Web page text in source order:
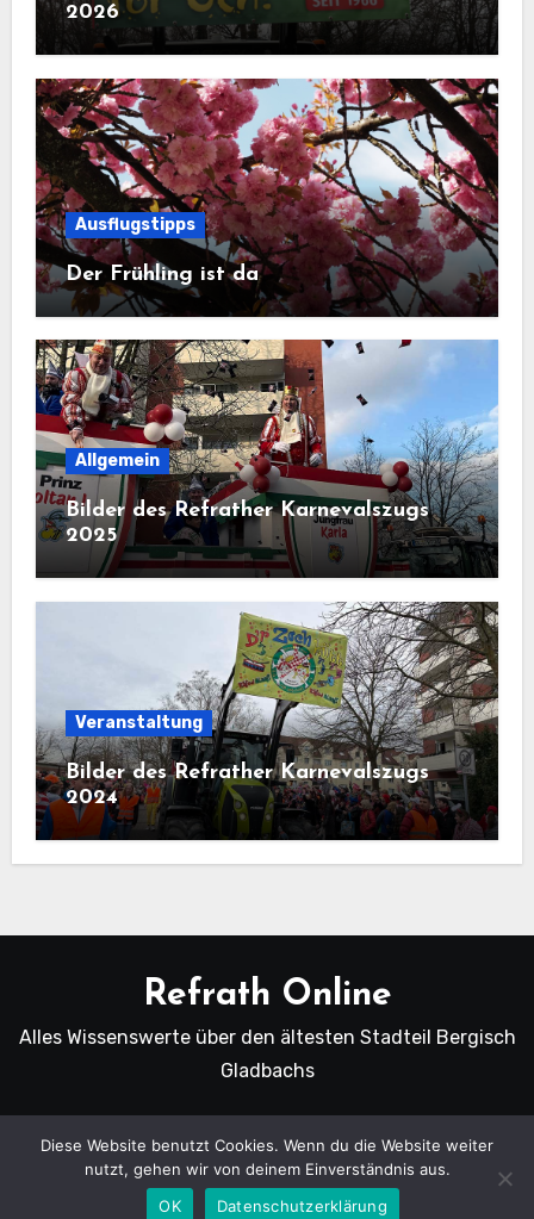
2026
Ausflugstipps
Der Frühling ist da
Allgemein
Bilder des Refrather Karnevalszugs
2025
Veranstaltung
Bilder des Refrather Karnevalszugs
2024
Refrath Online
Alles Wissenswerte über den ältesten Stadteil Bergisch
Gladbachs
Copyright Refrath Online © Alle Rechte vorbehalten.
|
BlogusvonThemeansar.
Diese Website benutzt Cookies. Wenn du die Website weiter
nutzt, gehen wir von deinem Einverständnis aus.
OK
Datenschutzerklärung